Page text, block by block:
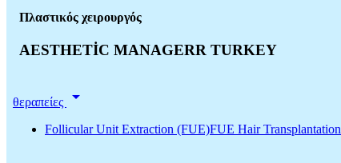
Πλαστικός χειρουργός
AESTHETİC MANAGERR TURKEY
θεραπείες arrow_drop_down
Follicular Unit Extraction (FUE)FUE Hair Transplantation